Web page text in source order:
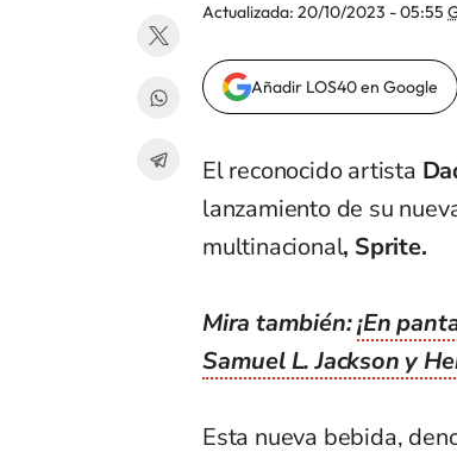
Actualizada: 20/10/2023 - 05:55
Añadir LOS40 en Google
El reconocido artista
lanzamiento de su
multinacional, Sprite.
Mira también:¡En
Samuel L. Jackson y
Esta nueva bebida,